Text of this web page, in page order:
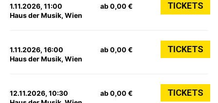
1.11.2026, 11:00
Haus der Musik, Wien
ab 0,00 € TICKETS
1.11.2026, 16:00
Haus der Musik, Wien
ab 0,00 € TICKETS
12.11.2026, 10:30
ab 0,00 € TICKETS